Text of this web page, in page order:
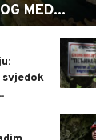
MED...
svjedok